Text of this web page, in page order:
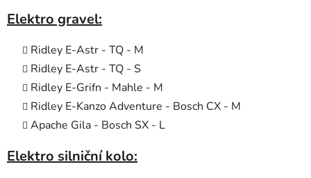
Elektro gravel:
Ridley E-Astr - TQ - M
Ridley E-Astr - TQ - S
Ridley E-Grifn - Mahle - M
Ridley E-Kanzo Adventure - Bosch CX - M
Apache Gila - Bosch SX - L
Elektro silniční kolo: